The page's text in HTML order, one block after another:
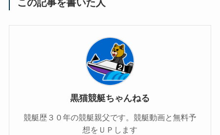
この記事を書いた人
黒猫競艇ちゃんねる
競艇歴３０年の競艇親父です。競艇動画と無料予
想をＵＰします